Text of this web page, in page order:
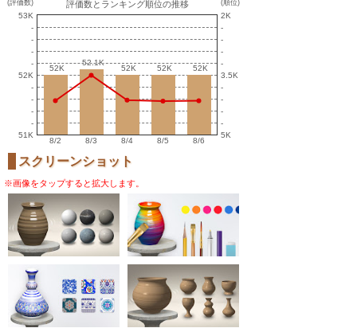
(評価数)
53K
-
-
-
-
52K
-
-
-
-
51K
評価数とランキング順位の推移
52K
52K
52.1K
52.1K
52K
52K 52K
52K 52K
52K
8/2 8/3 8/4 8/5 8/6
(順位)
2K
-
-
-
-
3.5K
-
-
-
-
5K
スクリーンショット
※画像をタップすると拡大します。